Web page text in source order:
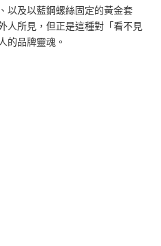
以及以藍鋼螺絲固定的黃金套
人所見，但正是這種對「看不見
的品牌靈魂。